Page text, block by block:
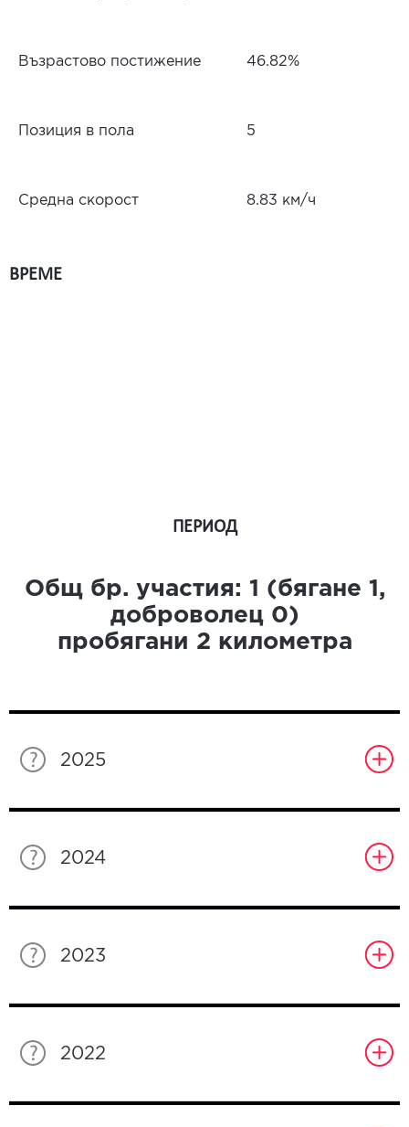
Възрастово постижение 46.82%
Позиция в пола 5
Средна скорост 8.83 км/ч
ВРЕМЕ
ПЕРИОД
Общ бр. участия: 1 (бягане 1 ,
доброволец 0)
пробягани 2 километра
2025
2024
2023
2022